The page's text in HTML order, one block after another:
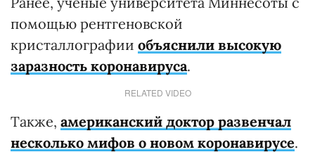
помощью рентгеновской
кристаллографии объяснили высокую
заразность коронавируса.
RELATED VIDEO
Также, американский доктор развенчал
несколько мифов о новом коронавирусе.